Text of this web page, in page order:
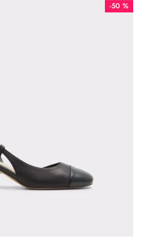
-50 %